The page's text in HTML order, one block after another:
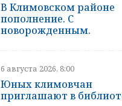
В Климовском районе
пополнение. С
новорожденным.
6 августа 2026, 8:00
Юных климовчан
приглашают в